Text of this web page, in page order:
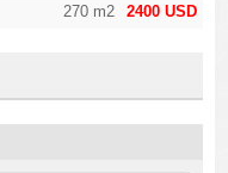
2400 USD
270 m2